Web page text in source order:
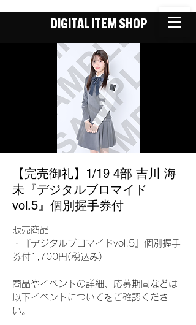
DIGITAL ITEM SHOP
【完売御礼】1/19 4部 吉川 海
未『デジタルブロマイド
vol.5』個別握手券付
販売商品
・『デジタルブロマイドvol.5』個別握手
券付1,700円(税込み)
商品やイベントの詳細、応募期間などは
以下イベントについてをご確認くださ
い。